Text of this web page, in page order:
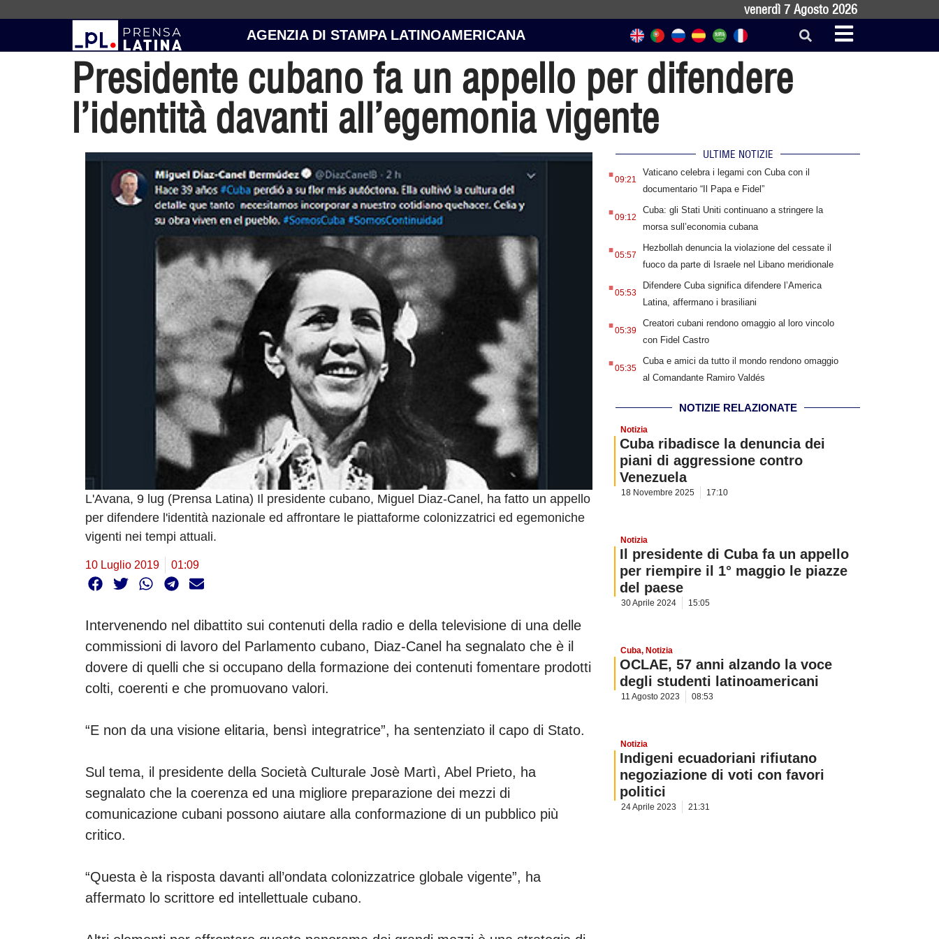
venerdì 7 Agosto 2026
AGENZIA DI STAMPA LATINOAMERICANA
Presidente cubano fa un appello per difendere
l’identità davanti all’egemonia vigente
L'Avana, 9 lug (Prensa Latina) Il presidente cubano, Miguel Diaz-Canel, ha fatto un appello
per difendere l'identità nazionale ed affrontare le piattaforme colonizzatrici ed egemoniche
vigenti nei tempi attuali.
10 Luglio 2019 01:09
Intervenendo nel dibattito sui contenuti della radio e della televisione di una delle
commissioni di lavoro del Parlamento cubano, Diaz-Canel ha segnalato che è il
dovere di quelli che si occupano della formazione dei contenuti fomentare prodotti
colti, coerenti e che promuovano valori.
“E non da una visione elitaria, bensì integratrice”, ha sentenziato il capo di Stato.
Sul tema, il presidente della Società Culturale Josè Martì, Abel Prieto, ha
segnalato che la coerenza ed una migliore preparazione dei mezzi di
comunicazione cubani possono aiutare alla conformazione di un pubblico più
critico.
“Questa è la risposta davanti all’ondata colonizzatrice globale vigente”, ha
affermato lo scrittore ed intellettuale cubano.
ULTIME NOTIZIE
.09:21
Vaticano celebra i legami con Cuba con il
documentario “Il Papa e Fidel”
.09:12
Cuba: gli Stati Uniti continuano a stringere la
morsa sull’economia cubana
.05:57
Hezbollah denuncia la violazione del cessate il
fuoco da parte di Israele nel Libano meridionale
.05:53
Difendere Cuba significa difendere l’America
Latina, affermano i brasiliani
.05:39
Creatori cubani rendono omaggio al loro vincolo
con Fidel Castro
.05:35
Cuba e amici da tutto il mondo rendono omaggio
al Comandante Ramiro Valdés
NOTIZIE RELAZIONATE
Notizia
Cuba ribadisce la denuncia dei
piani di aggressione contro
Venezuela
18 Novembre 2025 17:10
Notizia
Il presidente di Cuba fa un appello
per riempire il 1° maggio le piazze
del paese
30 Aprile 2024 15:05
Cuba, Notizia
OCLAE, 57 anni alzando la voce
degli studenti latinoamericani
11 Agosto 2023 08:53
Notizia
Indigeni ecuadoriani rifiutano
negoziazione di voti con favori
politici
24 Aprile 2023 21:31